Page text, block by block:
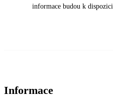
informace budou k
Informace